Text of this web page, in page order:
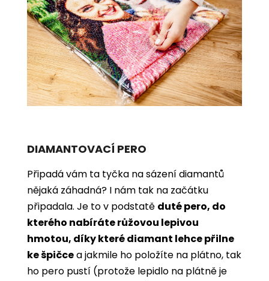
DIAMANTOVACÍ PERO
Připadá vám ta tyčka na sázení diamantů
nějaká záhadná? I nám tak na začátku
připadala. Je to v podstatě duté pero, do
kterého nabíráte růžovou lepivou
hmotou, díky které diamant lehce přilne
ke špičcea jakmile ho položíte na plátno, tak
ho pero pustí (protože lepidlo na plátně je